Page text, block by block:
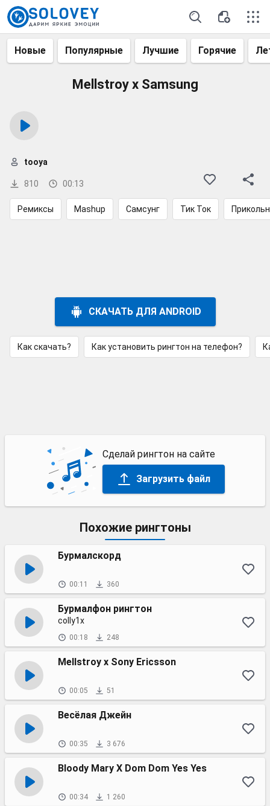
Новые Популярные Лучшие Горячие
Mellstroy x Samsung
810 00:13
tooya
Ремиксы Mashup Самсунг Тик Ток
СКАЧАТЬ ДЛЯ ANDROID
Как скачать? Как установить рингтон на телефон?
Сделай рингтон на сайте
Загрузить файл
Похожие рингтоны
Бурмалскорд
00:11 360
Бурмалфон рингтон
colly1x
00:18 248
Mellstroy x Sony Ericsson
00:05 51
Весёлая Джейн
00:35 3 676
Bloody Mary X Dom Dom Yes Yes
00:34 1 260